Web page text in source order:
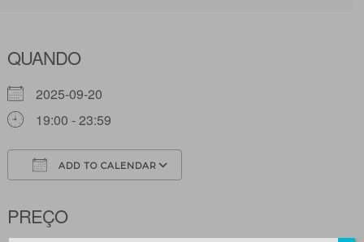
QUANDO
2025-09-20
19:00 - 23:59
ADD TO CALENDAR
PREÇO